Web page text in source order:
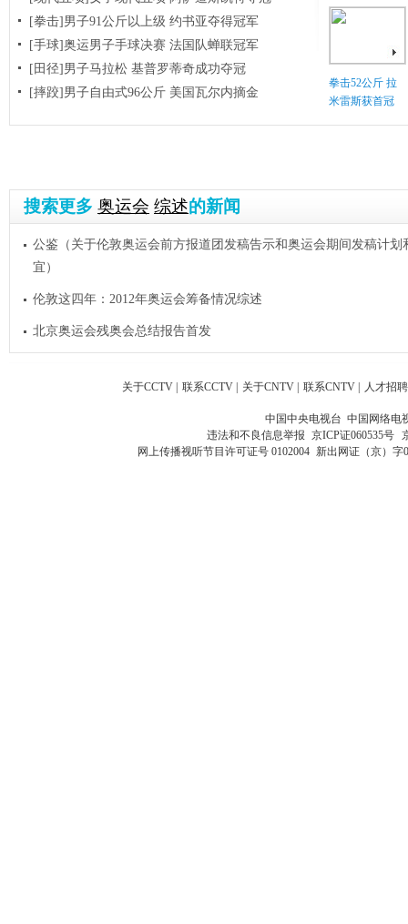
[拳击]男子91公斤以上级 约书亚夺得冠军
[手球]奥运男子手球决赛 法国队蝉联冠军
[田径]男子马拉松 基普罗蒂奇成功夺冠
[摔跤]男子自由式96公斤 美国瓦尔内摘金
拳击52公斤 拉
米雷斯获首冠
搜索更多 奥运会 综述的新闻
公鉴（关于伦敦奥运会前方报道团发稿告示和奥运会期间发稿计划
宜）
伦敦这四年：2012年奥运会筹备情况综述
北京奥运会残奥会总结报告首发
关于CCTV 联系CCTV 关于CNTV 联系CNTV 人才招聘
中国中央电视台 中国网络电
违法和不良信息举报 京ICP证060535号
网上传播视听节目许可证号 0102004 新出网证（京）